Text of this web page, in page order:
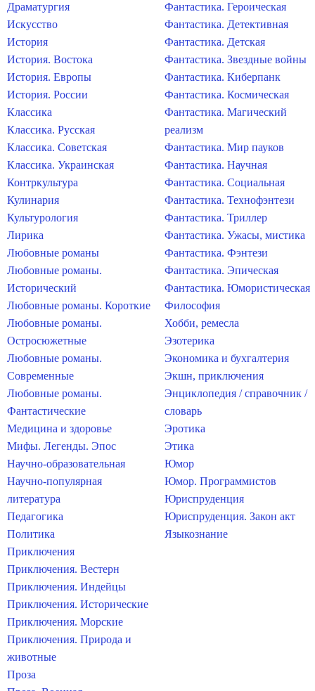
Драматургия
Искусство
История
История. Востока
История. Европы
История. России
Классика
Классика. Русская
Классика. Советская
Классика. Украинская
Контркультура
Кулинария
Культурология
Лирика
Любовные романы
Любовные романы.
Исторический
Любовные романы. Короткие
Любовные романы.
Остросюжетные
Любовные романы.
Современные
Любовные романы.
Фантастические
Медицина и здоровье
Мифы. Легенды. Эпос
Научно-образовательная
Научно-популярная
литература
Педагогика
Политика
Приключения
Приключения. Вестерн
Приключения. Индейцы
Приключения. Исторические
Приключения. Морские
Приключения. Природа и
животные
Проза
Фантастика. Героическая
Фантастика. Детективная
Фантастика. Детская
Фантастика. Звездные войны
Фантастика. Киберпанк
Фантастика. Космическая
Фантастика. Магический
реализм
Фантастика. Мир пауков
Фантастика. Научная
Фантастика. Социальная
Фантастика. Технофэнтези
Фантастика. Триллер
Фантастика. Ужасы, мистика
Фантастика. Фэнтези
Фантастика. Эпическая
Фантастика. Юмористическая
Философия
Хобби, ремесла
Эзотерика
Экономика и бухгалтерия
Экшн, приключения
Энциклопедия / справочник /
словарь
Эротика
Этика
Юмор
Юмор. Программистов
Юриспруденция
Юриспруденция. Закон акт
Языкознание